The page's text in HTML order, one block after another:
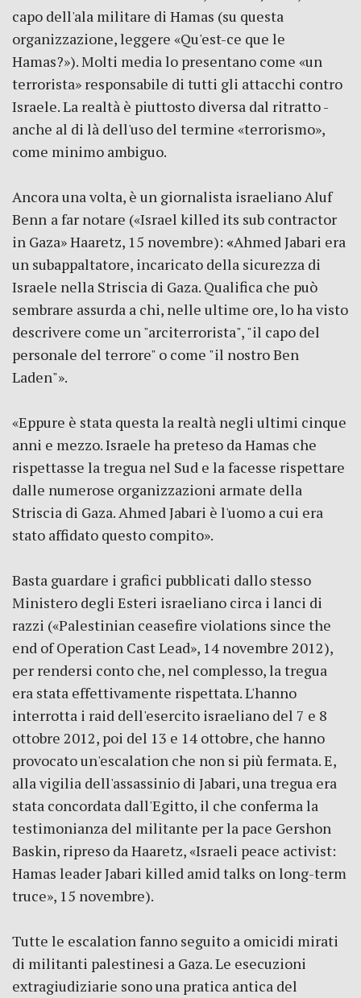
capo dell'ala militare di Hamas (su questa
organizzazione, leggere «Qu'est-ce que le
Hamas?»). Molti media lo presentano come «un
terrorista» responsabile di tutti gli attacchi contro
Israele. La realtà è piuttosto diversa dal ritratto -
anche al di là dell'uso del termine «terrorismo»,
come minimo ambiguo.
Ancora una volta, è un giornalista israeliano Aluf
Benn a far notare («Israel killed its sub contractor
in Gaza» Haaretz, 15 novembre): «Ahmed Jabari era
un subappaltatore, incaricato della sicurezza di
Israele nella Striscia di Gaza. Qualifica che può
sembrare assurda a chi, nelle ultime ore, lo ha visto
descrivere come un "arciterrorista", "il capo del
personale del terrore" o come "il nostro Ben
Laden"».
«Eppure è stata questa la realtà negli ultimi cinque
anni e mezzo. Israele ha preteso da Hamas che
rispettasse la tregua nel Sud e la facesse rispettare
dalle numerose organizzazioni armate della
Striscia di Gaza. Ahmed Jabari è l'uomo a cui era
stato affidato questo compito».
Basta guardare i grafici pubblicati dallo stesso
Ministero degli Esteri israeliano circa i lanci di
razzi («Palestinian ceasefire violations since the
end of Operation Cast Lead», 14 novembre 2012),
per rendersi conto che, nel complesso, la tregua
era stata effettivamente rispettata. L'hanno
interrotta i raid dell'esercito israeliano del 7 e 8
ottobre 2012, poi del 13 e 14 ottobre, che hanno
provocato un'escalation che non si più fermata. E,
alla vigilia dell'assassinio di Jabari, una tregua era
stata concordata dall'Egitto, il che conferma la
testimonianza del militante per la pace Gershon
Baskin, ripreso da Haaretz, «Israeli peace activist:
Hamas leader Jabari killed amid talks on long-term
truce», 15 novembre).
Tutte le escalation fanno seguito a omicidi mirati
di militanti palestinesi a Gaza. Le esecuzioni
extragiudiziarie sono una pratica antica del